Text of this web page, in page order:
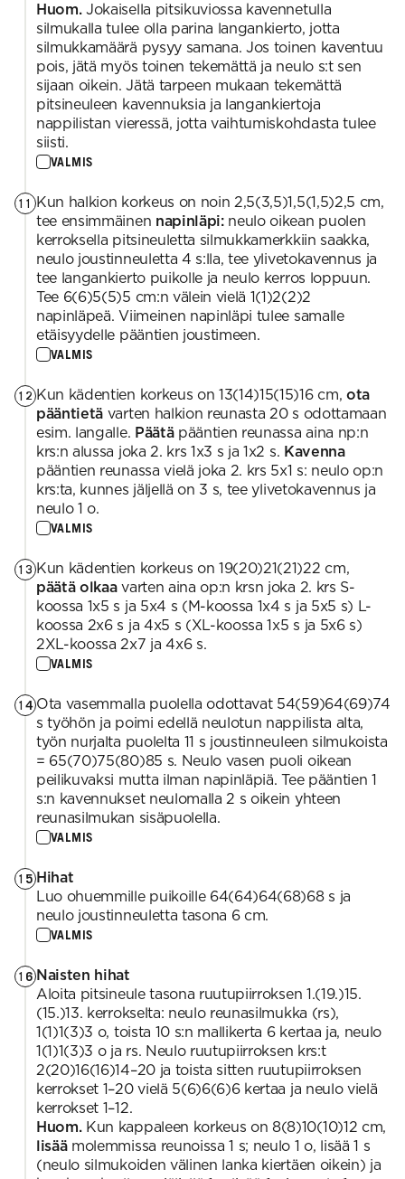
Huom.Jokaisella pitsikuviossa kavennetulla
silmukalla tulee olla parina langankierto, jotta
silmukkamäärä pysyy samana. Jos toinen kaventuu
pois, jätä myös toinen tekemättä ja neulo s:t sen
sijaan oikein. Jätä tarpeen mukaan tekemättä
pitsineuleen kavennuksia ja langankiertoja
nappilistan vieressä, jotta vaihtumiskohdasta tulee
siisti.
VALMIS
11 Kun halkion korkeus on noin 2,5(3,5)1,5(1,5)2,5 cm,
tee ensimmäinen napinläpi: neulo oikean puolen
kerroksella pitsineuletta silmukkamerkkiin saakka,
neulo joustinneuletta 4 s:lla, tee ylivetokavennus ja
tee langankierto puikolle ja neulo kerros loppuun.
Tee 6(6)5(5)5 cm:n välein vielä 1(1)2(2)2
napinläpeä. Viimeinen napinläpi tulee samalle
etäisyydelle pääntien joustimeen.
VALMIS
12 Kun kädentien korkeus on 13(14)15(15)16 cm, ota
pääntietä varten halkion reunasta 20 s odottamaan
esim. langalle. Päätäpääntien reunassa aina np:n
krs:n alussa joka 2. krs 1x3 s ja 1x2 s. Kavenna
pääntien reunassa vielä joka 2. krs 5x1 s: neulo op:n
krs:ta, kunnes jäljellä on 3 s, tee ylivetokavennus ja
neulo 1 o.
VALMIS
13 Kun kädentien korkeus on 19(20)21(21)22 cm,
päätä olkaavarten aina op:n krsn joka 2. krs S-
koossa 1x5 s ja 5x4 s (M-koossa 1x4 s ja 5x5 s) L-
koossa 2x6 s ja 4x5 s (XL-koossa 1x5 s ja 5x6 s)
2XL-koossa 2x7 ja 4x6 s.
VALMIS
14 Ota vasemmalla puolella odottavat 54(59)64(69)74
s työhön ja poimi edellä neulotun nappilista alta,
työn nurjalta puolelta 11 s joustinneuleen silmukoista
= 65(70)75(80)85 s. Neulo vasen puoli oikean
peilikuvaksi mutta ilman napinläpiä. Tee pääntien 1
s:n kavennukset neulomalla 2 s oikein yhteen
reunasilmukan sisäpuolella.
VALMIS
15 Hihat
Luo ohuemmille puikoille 64(64)64(68)68 s ja
neulo joustinneuletta tasona 6 cm.
VALMIS
16 Naisten hihat
Aloita pitsineule tasona ruutupiirroksen 1.(19.)15.
(15.)13. kerrokselta: neulo reunasilmukka (rs),
1(1)1(3)3 o, toista 10 s:n mallikerta 6 kertaa ja, neulo
1(1)1(3)3 o ja rs. Neulo ruutupiirroksen krs:t
2(20)16(16)14–20 ja toista sitten ruutupiirroksen
kerrokset 1–20 vielä 5(6)6(6)6 kertaa ja neulo vielä
kerrokset 1–12.
Huom.Kun kappaleen korkeus on 8(8)10(10)12 cm,
lisäämolemmissa reunoissa 1 s; neulo 1 o, lisää 1 s
(neulo silmukoiden välinen lanka kiertäen oikein) ja